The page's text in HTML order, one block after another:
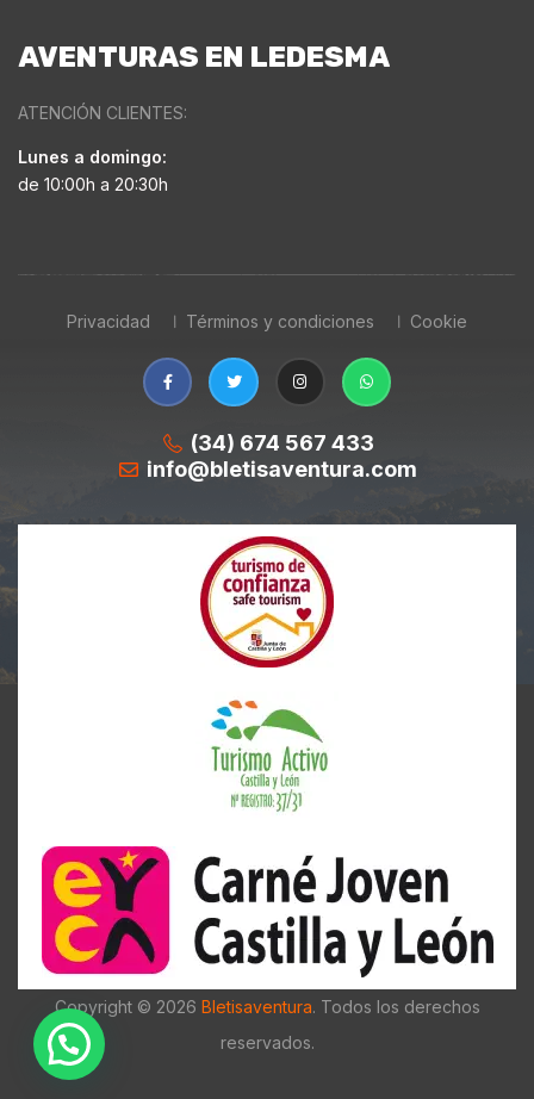
AVENTURAS EN LEDESMA
ATENCIÓN CLIENTES:
Lunes a domingo:
de 10:00h a 20:30h
Privacidad Términos y condiciones Cookie
(34) 674 567 433
info@bletisaventura.com
Copyright © 2026 Bletisaventura. Todos los derechos
reservados.